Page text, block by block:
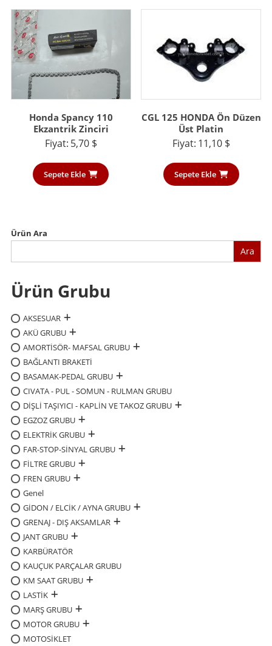
Honda Spancy 110
Ekzantrik Zinciri
Fiyat: 5,70 $
Sepete Ekle
CGL 125 HONDA Ön Düzen
Üst Platin
Fiyat: 11,10 $
Sepete Ekle
Ürün Ara
Ara
Ürün Grubu
AKSESUAR
AKÜ GRUBU
AMORTİSÖR- MAFSAL GRUBU
BAĞLANTI BRAKETİ
BASAMAK-PEDAL GRUBU
CIVATA - PUL - SOMUN - RULMAN GRUBU
DİŞLİ TAŞIYICI - KAPLİN VE TAKOZ GRUBU
EGZOZ GRUBU
ELEKTRİK GRUBU
FAR-STOP-SİNYAL GRUBU
FİLTRE GRUBU
FREN GRUBU
Genel
GİDON / ELCİK / AYNA GRUBU
GRENAJ - DIŞ AKSAMLAR
JANT GRUBU
KARBÜRATÖR
KAUÇUK PARÇALAR GRUBU
KM SAAT GRUBU
LASTİK
MARŞ GRUBU
MOTOR GRUBU
MOTOSİKLET